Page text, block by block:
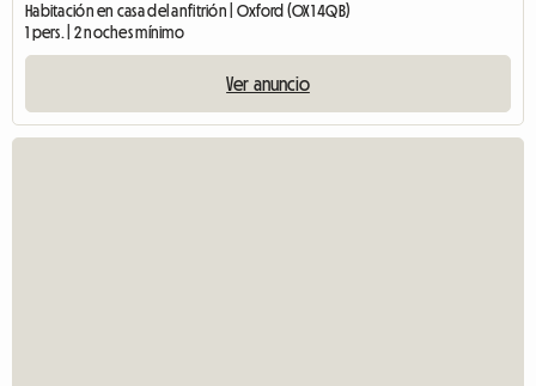
Habitación en casa del anfitrión | Oxford (OX1 4QB)
1 pers. | 2 noches mínimo
Ver anuncio